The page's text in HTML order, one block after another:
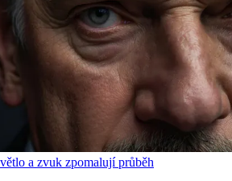
a zvuk zpomalují průběh